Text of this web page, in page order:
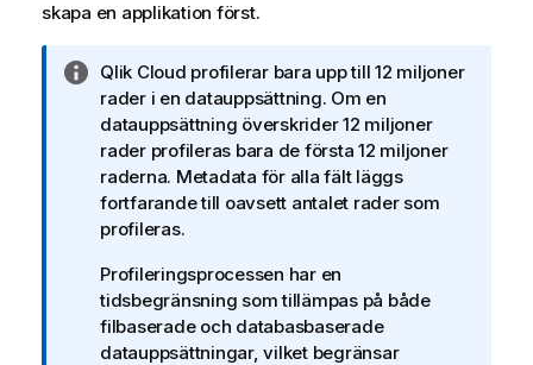
skapa en applikation först.
A
n
t
e
c
k
n
n
g
o
m
Qlik Cloud profilerar bara upp till 12 miljoner
rader i en datauppsättning. Om en
datauppsättning överskrider 12 miljoner
rader profileras bara de första 12 miljoner
raderna. Metadata för alla fält läggs
fortfarande till oavsett antalet rader som
profileras.
Profileringsprocessen har en
tidsbegränsning som tillämpas på både
filbaserade och databasbaserade
datauppsättningar, vilket begränsar